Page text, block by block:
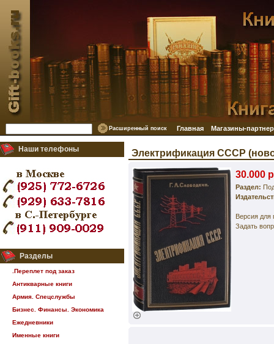
Расширенный поиск Главная Магазины-
Наши телефоны
Разделы
.Переплет под заказ
Антикварные книги
Армия. Спецслужбы
Бизнес. Финансы. Экономика
Ежедневники
Именные книги
Электрификация СССР
30.000
Раздел:
Версия для
Задать